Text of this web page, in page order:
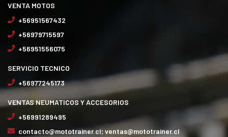
VENTA MOTOS
+56951567432
+56979715597
+56951556075
SERVICIO TECNICO
+56977245173
VENTAS NEUMATICOS Y ACCESORIOS
+56991289495
contacto@mototrainer.cl; ventas@mototrainer.cl